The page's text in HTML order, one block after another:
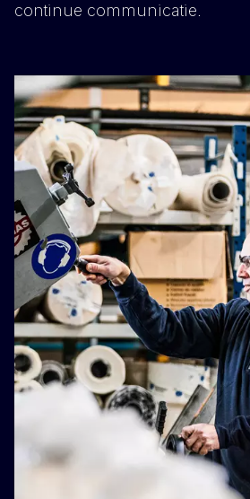
continue communicatie.